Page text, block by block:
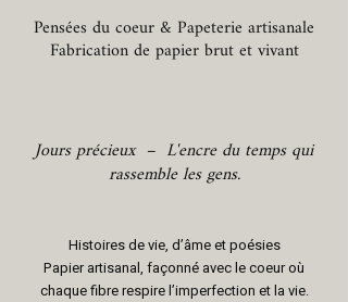
Pensées du coeur & Papeterie artisanale
Fabrication de papier brut et vivant
Jours précieux – L'encre du temps qui
rassemble les gens.
Histoires de vie, d’âme et poésies
Papier artisanal, façonné avec le coeur où
chaque fibre respire l’imperfection et la vie.